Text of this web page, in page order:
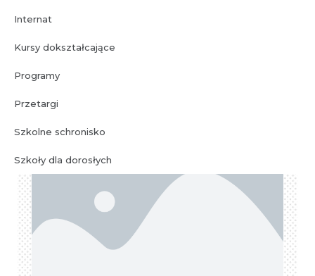
Internat
Kursy dokształcające
Programy
Przetargi
Szkolne schronisko
Szkoły dla dorosłych